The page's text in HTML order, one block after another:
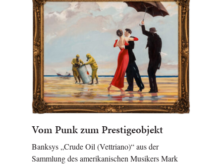
Vom Punk zum Prestigeobjekt
Banksys „Crude Oil (Vettriano)“ aus der
Sammlung des amerikanischen Musikers Mark